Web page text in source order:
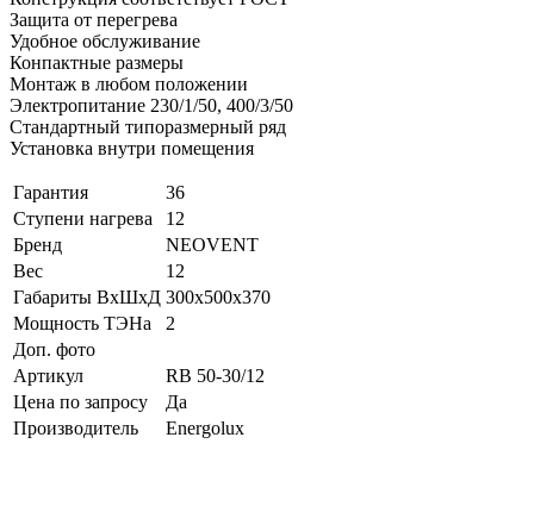
Защита от перегрева
Удобное обслуживание
Конпактные размеры
Монтаж в любом положении
Электропитание 230/1/50, 400/3/50
Стандартный типоразмерный ряд
Установка внутри помещения
Гарантия
36
Ступени нагрева
12
Бренд
NEOVENT
Вес
12
Габариты ВхШхД 300x500x370
Мощность ТЭНа
2
Доп. фото
Артикул
RB 50-30/12
Цена по запросу
Да
Производитель
Energolux